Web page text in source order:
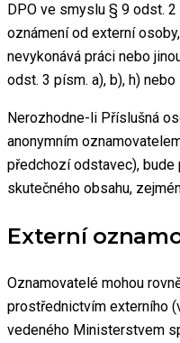
DPO ve smyslu § 9 odst.
oznámení od externí
nevykonává práci nebo
odst. 3 písm. a), b), h) nebo
Nerozhodne-li Příslušná
anonymním
předchozí odstavec), bude
skutečného obsahu,
Externí
Oznamovatelé mohou
prostřednictvím externího
vedeného Ministerstvem